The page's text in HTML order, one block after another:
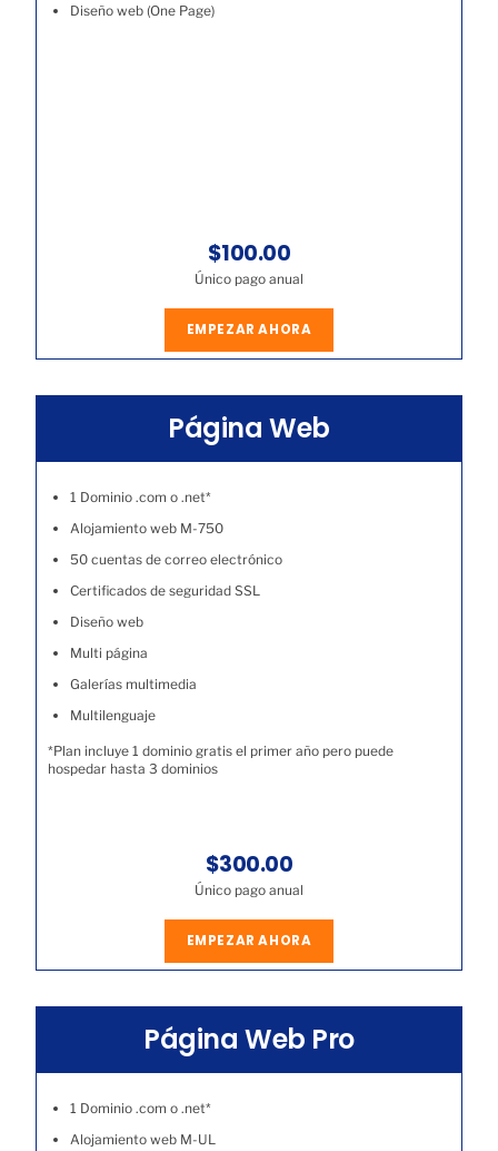
Diseño web (One Page)
$100.00
Único pago anual
EMPEZAR AHORA
Página Web
1 Dominio .com o .net*
Alojamiento web M-750
50 cuentas de correo electrónico
Certificados de seguridad SSL
Diseño web
Multi página
Galerías multimedia
Multilenguaje
*Plan incluye 1 dominio gratis el primer año pero puede
hospedar hasta 3 dominios
$300.00
Único pago anual
EMPEZAR AHORA
Página Web Pro
1 Dominio .com o .net*
Alojamiento web M-UL